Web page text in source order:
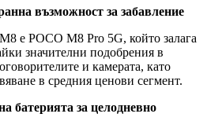
възможност за забавление
е POCO M8 Pro 5G, който залага
значителни подобрения в
и камерата, като
в средния ценови сегмент.
батерията за целодневно